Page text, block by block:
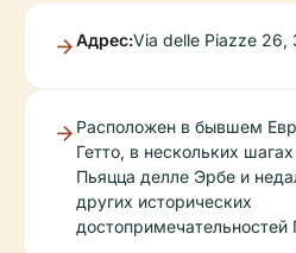
Адрес:Via delle Piazze 26,
Расположен в бывшем
Гетто, в нескольких
Пьяцца делле Эрбе и
других исторических
достопримечательностей